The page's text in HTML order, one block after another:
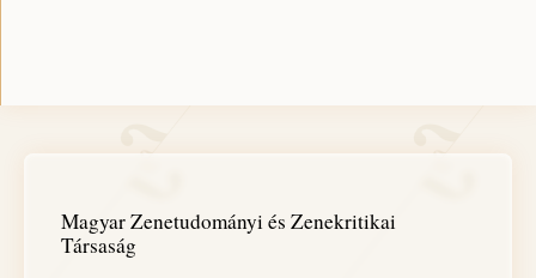
Magyar Zenetudományi és Zenekritikai
Társaság